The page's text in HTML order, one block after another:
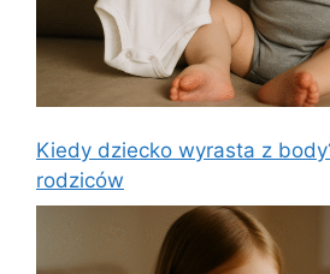
Kiedy dziecko wyrasta z
rodziców